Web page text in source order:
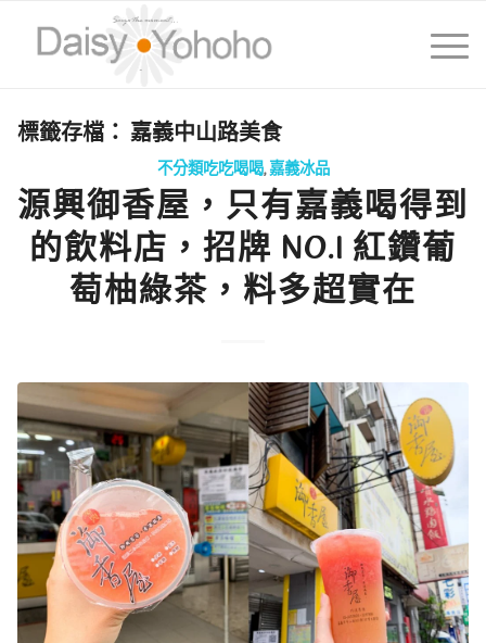
標籤存檔： 嘉義中山路美食
不分類吃吃喝喝,嘉義冰品
源興御香屋，只有嘉義喝得到
的飲料店，招牌 NO.1 紅鑽葡
萄柚綠茶，料多超實在